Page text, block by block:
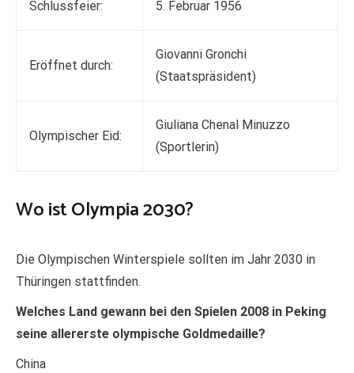
Schlussfeier: 5. Februar 1956
Eröffnet durch:
Giovanni Gronchi
(Staatspräsident)
Olympischer Eid:
Giuliana Chenal Minuzzo
(Sportlerin)
Wo ist Olympia 2030?
Die Olympischen Winterspiele sollten im Jahr 2030 in
Thüringen stattfinden.
Welches Land gewann bei den Spielen 2008 in Peking
seine allererste olympische Goldmedaille?
China